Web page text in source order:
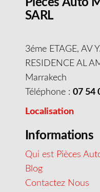
SARL
3éme ETAGE, AV
RESIDENCE AL
Marrakech
Téléphone : 07 54
Localisation
Informations
Qui est Pièces
Blog
Contactez Nous